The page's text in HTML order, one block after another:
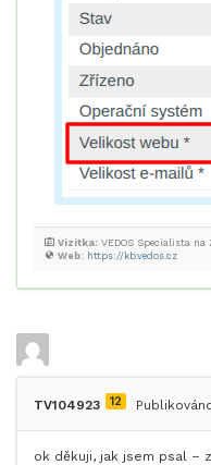
Web: https://kb.vedos.cz
Vizitka: VEDOS Specialista
TV104923 12
ok děkuji, jak jsem psal –